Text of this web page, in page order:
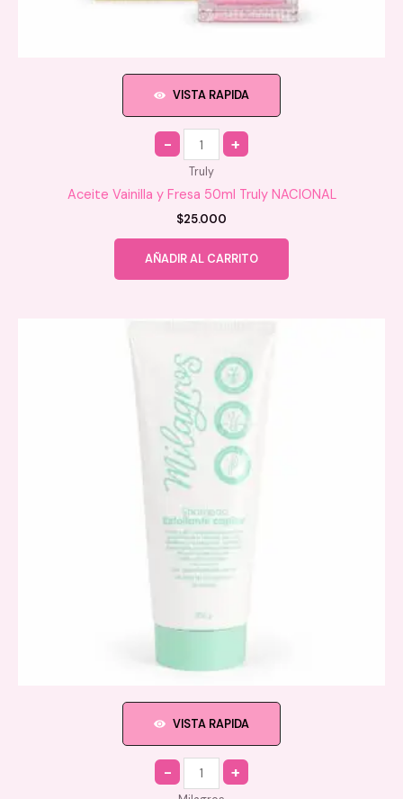
VISTA RAPIDA
Quantity
Truly
Aceite Vainilla y Fresa 50ml Truly NACIONAL
$25.000
AÑADIR AL CARRITO
VISTA RAPIDA
Quantity